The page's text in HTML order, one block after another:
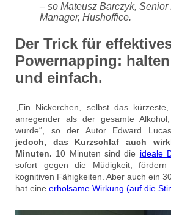
– so Mateusz Barczyk, Senior
Manager, Hushoffice.
Der Trick für
Powernapping:
und einfach.
„Ein Nickerchen, selbst das
anregender als der gesamte
wurde“, so der Autor Edward
jedoch, das Kurzschlaf auch
Minuten. 10 Minuten sind die ideale
sofort gegen die Müdigkeit,
kognitiven Fähigkeiten. Aber auch ein
hat eine erholsame Wirkung (auf die